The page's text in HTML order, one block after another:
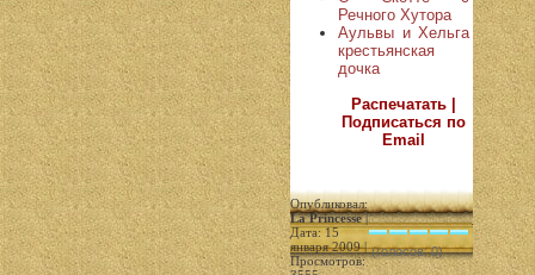
Речного Хутора
Аульвы и Хельга
крестьянская
дочка
Распечатать |
Подписаться по
Email
Опубликовал:
La Princesse|
Дата: 15
января 2009 |
Просмотров:
(голосов: 0)